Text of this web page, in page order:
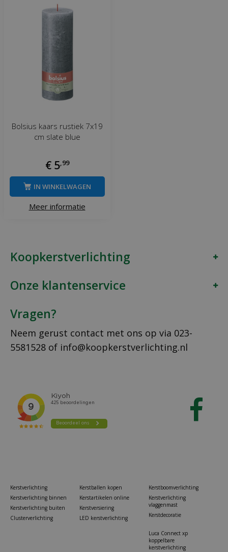
Bolsius kaars rustiek 7x19
cm slate blue
€ 5 99
Meer informatie
IN WINKELWAGEN
Koopkerstverlichting
Onze klantenservice
Vragen?
Neem gerust contact met ons op via 023-
5581528 of info@koopkerstverlichting.nl
Kerstverlichting
Kerstverlichting binnen
Kerstverlichting buiten
Clusterverlichting
Kerstballen kopen
Kerstartikelen online
Kerstversiering
LED kerstverlichting
Kerstboomverlichting
Kerstverlichting
vlaggenmast
Kerstdecoratie
Luca Connect xp
koppelbare
kerstverlichting